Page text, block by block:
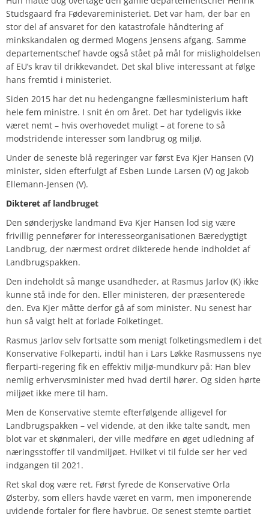
Studsgaard fra Fødevareministeriet. Det var ham, der bar en
stor del af ansvaret for den katastrofale håndtering af
minkskandalen og dermed Mogens Jensens afgang. Samme
departementschef havde også stået på mål for misligholdelsen
af EU’s krav til drikkevandet. Det skal blive interessant at følge
hans fremtid i ministeriet.
Siden 2015 har det nu hedengangne fællesministerium haft
hele fem ministre. I snit én om året. Det har tydeligvis ikke
været nemt – hvis overhovedet muligt – at forene to så
modstridende interesser som landbrug og miljø.
Under de seneste blå regeringer var først Eva Kjer Hansen (V)
minister, siden efterfulgt af Esben Lunde Larsen (V) og Jakob
Ellemann-Jensen (V).
Dikteret af landbruget
Den sønderjyske landmand Eva Kjer Hansen lod sig være
frivillig pennefører for interesseorganisationen Bæredygtigt
Landbrug, der nærmest ordret dikterede hende indholdet af
Landbrugspakken.
Den indeholdt så mange usandheder, at Rasmus Jarlov (K) ikke
kunne stå inde for den. Eller ministeren, der præsenterede
den. Eva Kjer måtte derfor gå af som minister. Nu senest har
hun så valgt helt at forlade Folketinget.
Rasmus Jarlov selv fortsatte som menigt folketingsmedlem i det
Konservative Folkeparti, indtil han i Lars Løkke Rasmussens nye
flerparti-regering fik en effektiv miljø-mundkurv på: Han blev
nemlig erhvervsminister med hvad dertil hører. Og siden hørte
miljøet ikke mere til ham.
Men de Konservative stemte efterfølgende alligevel for
Landbrugspakken – vel vidende, at den ikke talte sandt, men
blot var et skønmaleri, der ville medføre en øget udledning af
næringsstoffer til vandmiljøet. Hvilket vi til fulde ser her ved
indgangen til 2021.
Ret skal dog være ret. Først fyrede de Konservative Orla
Østerby, som ellers havde været en varm, men imponerende
uvidende fortaler for flere havbrug. Og senest stemte partiet